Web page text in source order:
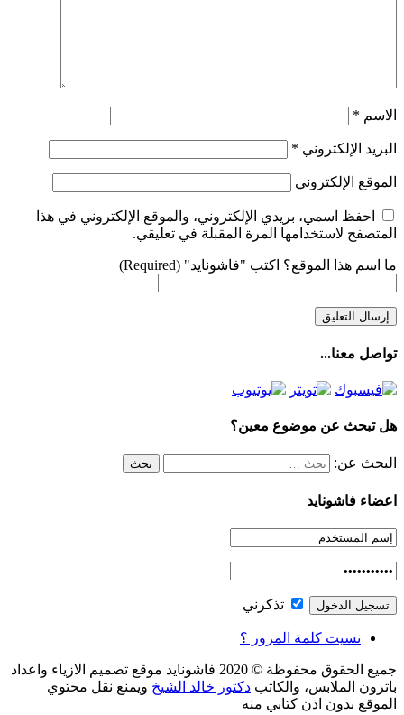
الاسم *
البريد الإلكتروني *
الموقع الإلكتروني
احفظ اسمي، بريدي الإلكتروني، والموقع الإلكتروني في هذا
المتصفح لاستخدامها المرة المقبلة في تعليقي.
ما اسم هذا الموقع؟ اكتب "فاشونايد" (Required)
تواصل معنا...
هل تبحث عن موضوع معين؟
البحث عن:
اعضاء فاشونايد
تذكرني
نسيت كلمة المرور ؟
جميع الحقوق محفوظة © 2020 فاشونايد موقع تصميم الازياء واعداد
باترون الملابس، والكاتب دكتور خالد الشيخ ويمنع نقل محتوي
الموقع بدون اذن كتابي منه